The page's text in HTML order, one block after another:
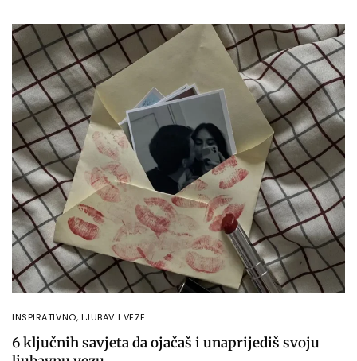
INSPIRATIVNO, LJUBAV I VEZE
6 ključnih savjeta da ojačaš i unaprijediš svoju